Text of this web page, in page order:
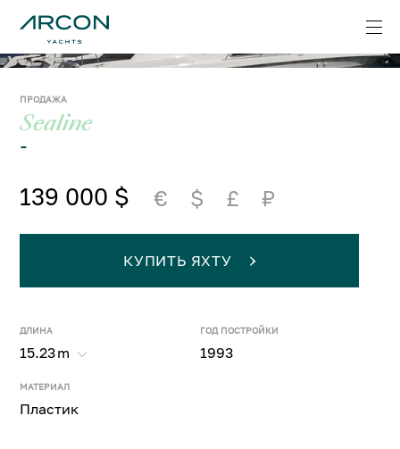
ПРОДАЖА
Sealine
-
139 000 $ € $ £ ₽
ДЛИНА
15.23m
ГОД ПОСТРОЙКИ
1993
МАТЕРИАЛ
Пластик
КУПИТЬ ЯХТУ